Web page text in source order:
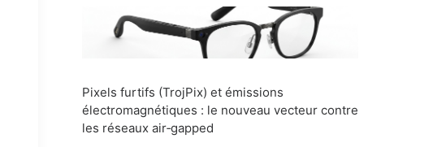
Pixels furtifs (TrojPix) et émissions
électromagnétiques : le nouveau vecteur contre
les réseaux air‑gapped